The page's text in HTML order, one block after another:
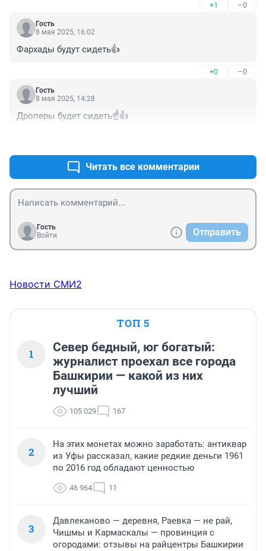
+1 –0
Гость
8 мая 2025, 16:02
Фархады будут сидеть👍
+0 –0
Гость
8 мая 2025, 14:28
Дроперы будет сидеть☝️👍
Читать все комментарии
Гость
Войти
Отправить
Новости СМИ2
ТОП 5
1
Север бедный, юг богатый:
журналист проехал все города
Башкирии — какой из них
лучший
105 029 167
2
На этих монетах можно заработать: антиквар
из Уфы рассказал, какие редкие деньги 1961
по 2016 год обладают ценностью
46 964 11
3
Давлеканово — деревня, Раевка — не рай,
Чишмы и Кармаскалы — провинция с
огородами: отзывы на райцентры Башкирии